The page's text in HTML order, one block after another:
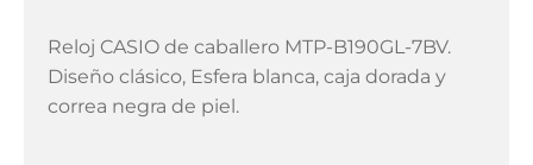
Reloj CASIO de caballero MTP-B190GL-7BV.
Diseño clásico, Esfera blanca, caja dorada y
correa negra de piel.